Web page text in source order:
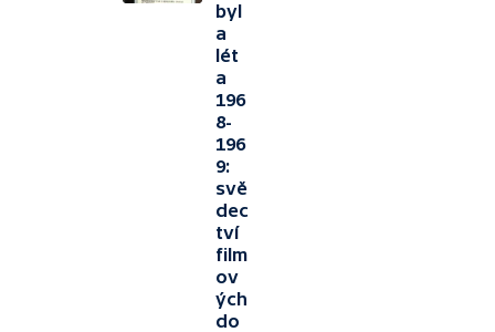
byl
a
lét
a
196
8-
196
9:
svě
dec
tví
film
ov
ých
do